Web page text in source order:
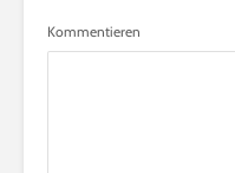
Kommentieren